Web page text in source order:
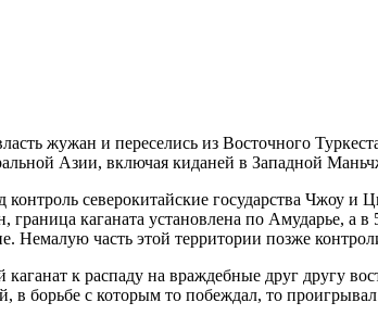
жужан и переселись из Восточного
Азии, включая киданей в Западной
северокитайские государства Чжоу
каганата установлена по Амударье, а в
Немалую часть этой территории позже
к распаду на враждебные друг другу
в борьбе с которым то побеждал, то